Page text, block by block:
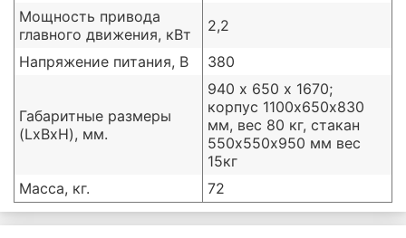
Мощность привода
главного движения, кВт
2,2
Напряжение питания, В
380
Габаритные размеры
(LxBxH), мм.
940 х 650 х 1670;
корпус 1100х650х830
мм, вес 80 кг, стакан
550х550х950 мм вес
15кг
Масса, кг.
72